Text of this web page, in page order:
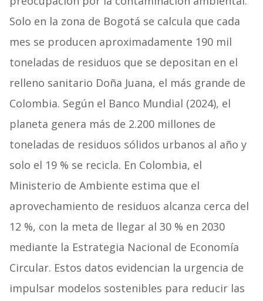
Solo en la zona de Bogotá se calcula que cada
mes se producen aproximadamente 190 mil
toneladas de residuos que se depositan en el
relleno sanitario Doña Juana, el más grande de
Colombia. Según el Banco Mundial (2024), el
planeta genera más de 2.200 millones de
toneladas de residuos sólidos urbanos al año y
solo el 19 % se recicla. En Colombia, el
Ministerio de Ambiente estima que el
aprovechamiento de residuos alcanza cerca del
12 %, con la meta de llegar al 30 % en 2030
mediante la Estrategia Nacional de Economía
Circular. Estos datos evidencian la urgencia de
impulsar modelos sostenibles para reducir las